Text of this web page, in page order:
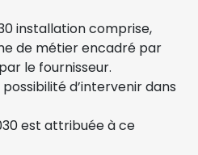
installation comprise,
de métier encadré par
le fournisseur.
possibilité d’intervenir dans
est attribuée à ce